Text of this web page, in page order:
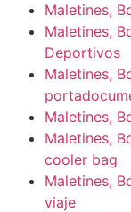
Maletines,
Maletines,
Deportivos
Maletines,
Maletines,
Maletines,
cooler bag
Maletines,
viaje